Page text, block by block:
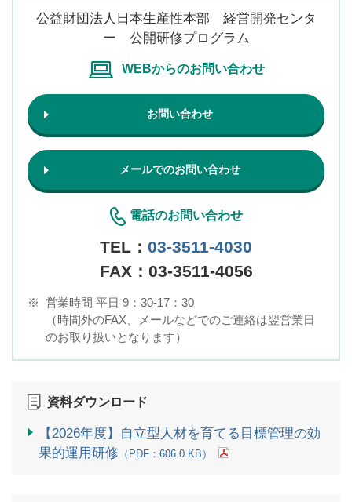
公益財団法人日本生産性本部 経営開発センタ
ー 公開研修プログラム
WEBからのお問い合わせ
お問い合わせ
メールでのお問い合わせ
電話のお問い合わせ
TEL： 03-3511-4030
FAX：03-3511-4056
※ 営業時間 平日 9：30-17：30
（時間外のFAX、メールなどでのご連絡は翌営業日
のお取り扱いとなります）
資料ダウンロード
【2026年度】自立型人材を育てる目標管理の効
果的運用研修 （PDF：606.0 KB）